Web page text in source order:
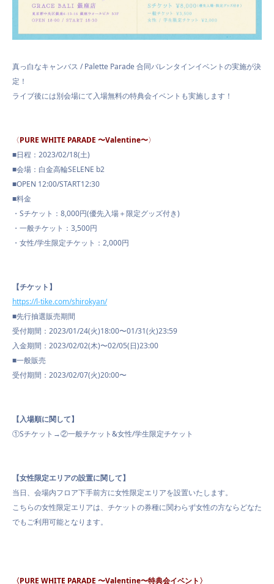
SCHEDULE
VIDEO
真っ白なキャンバス / Palette Parade合同バレンタインイベントの実施が決
定！
ライブ後には別会場にて入場無料の特典会イベントも実施します！
〈PURE WHITE PARADE 〜Valentine〜〉
■日程：2023/02/18(土)
■会場：白金高輪SELENE b2
■OPEN 12:00/START12:30
■料金
・Sチケット：8,000円(優先入場＋限定グッズ付き)
・一般チケット：3,500円
・女性/学生限定チケット：2,000円
【チケット】
https://l-tike.com/shirokyan/
■先行抽選販売期間
受付期間：2023/01/24(火)18:00〜01/31(火)23:59
入金期間：2023/02/02(木)〜02/05(日)23:00
■一般販売
受付期間：2023/02/07(火)20:00〜
【入場順に関して】
①Sチケット→②一般チケット&女性/学生限定チケット
【女性限定エリアの設置に関して】
当日、会場内フロア下手前方に女性限定エリアを設置いたします。
こちらの女性限定エリアは、チケットの券種に関わらず女性の方ならどなた
でもご利用可能となります。
〈PURE WHITE PARADE 〜Valentine〜特典会イベント〉